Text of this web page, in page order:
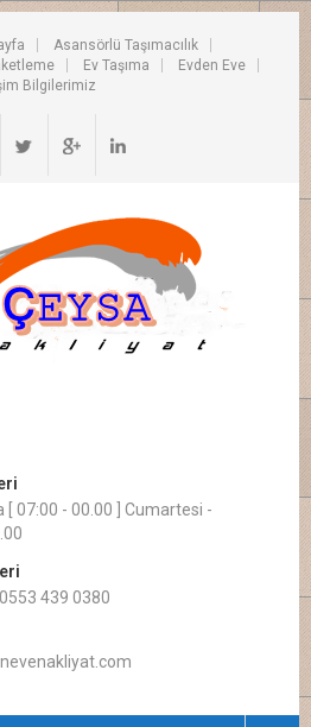
Asansörlü Taşımacılık
Ev Taşıma
Evden Eve
Bilgilerimiz
[ 07:00 - 00.00 ] Cumartesi -
439 0380